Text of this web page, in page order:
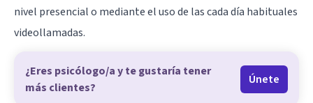
nivel presencial o mediante el uso de las cada día habituales
videollamadas.
¿Eres psicólogo/a y te gustaría tener
más clientes?
Únete